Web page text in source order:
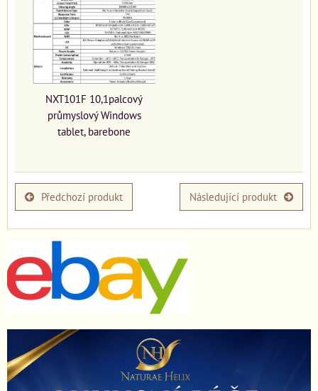
NXT101F 10,1palcový
průmyslový Windows
tablet, barebone
Předchozí produkt Následující produkt